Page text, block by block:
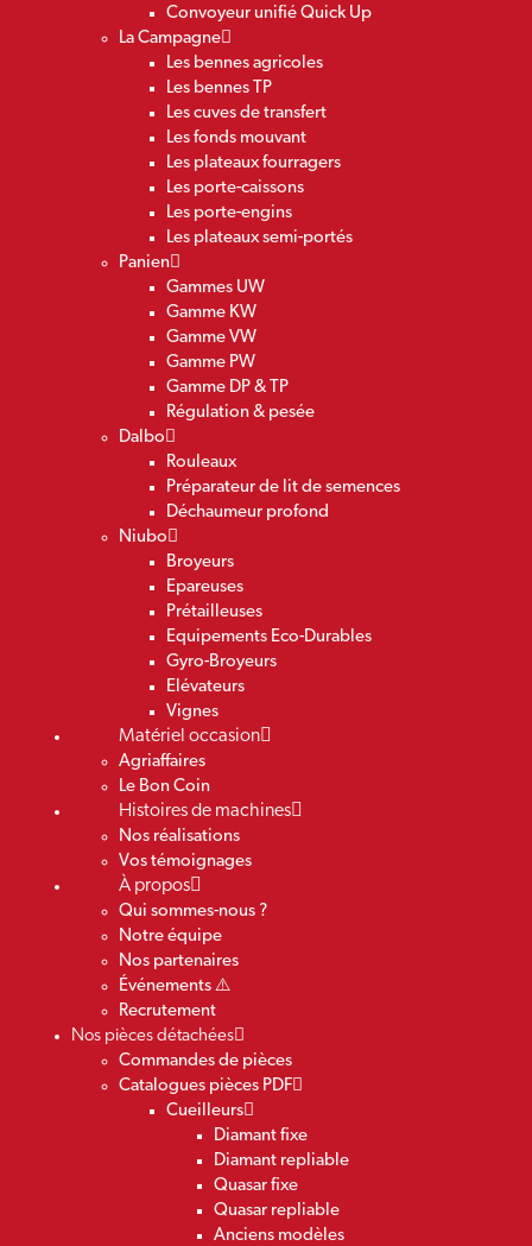
Convoyeur unifié Quick Up
La Campagne
Les bennes agricoles
Les bennes TP
Les cuves de transfert
Les fonds mouvant
Les plateaux fourragers
Les porte-caissons
Les porte-engins
Les plateaux semi-portés
Panien
Gammes UW
Gamme KW
Gamme VW
Gamme PW
Gamme DP & TP
Régulation & pesée
Dalbo
Rouleaux
Préparateur de lit de semences
Déchaumeur profond
Niubo
Broyeurs
Epareuses
Prétailleuses
Equipements Eco-Durables
Gyro-Broyeurs
Elévateurs
Vignes
Matériel occasion
Agriaffaires
Le Bon Coin
Histoires de machines
Nos réalisations
Vos témoignages
À propos
Qui sommes-nous ?
Notre équipe
Nos partenaires
Événements ⚠️
Recrutement
Nos pièces détachées
Commandes de pièces
Catalogues pièces PDF
Cueilleurs
Diamant fixe
Diamant repliable
Quasar fixe
Quasar repliable
Anciens modèles